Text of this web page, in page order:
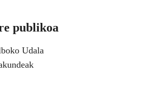
publikoa
Udala